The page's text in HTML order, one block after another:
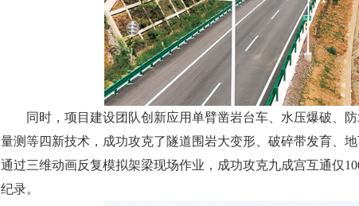
同时，项目建设团队创新应用单臂凿岩台车、水压爆破、
量测等四新技术，成功攻克了隧道围岩大变形、破碎带发育、
通过三维动画反复模拟架梁现场作业，成功攻克九成宫互通仅
纪录。